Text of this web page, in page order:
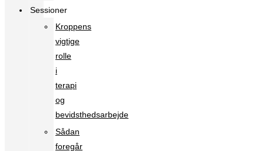
Sessioner
Kroppens
vigtige
rolle
i
terapi
og
bevidsthedsarbejde
Sådan
foregår